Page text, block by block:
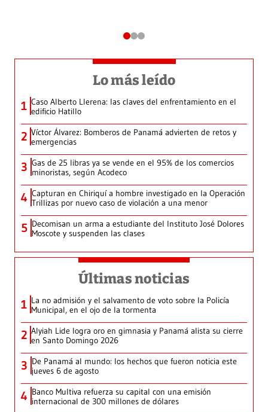
Lo más leído
1 Caso Alberto Llerena: las claves del enfrentamiento en el
edificio Hatillo
2 Víctor Álvarez: Bomberos de Panamá advierten de retos y
emergencias
3 Gas de 25 libras ya se vende en el 95% de los comercios
minoristas, según Acodeco
4 Capturan en Chiriquí a hombre investigado en la Operación
Trillizas por nuevo caso de violación a una menor
5 Decomisan un arma a estudiante del Instituto José Dolores
Moscote y suspenden las clases
Últimas noticias
1 La no admisión y el salvamento de voto sobre la Policía
Municipal, en el ojo de la tormenta
2 Alyiah Lide logra oro en gimnasia y Panamá alista su cierre
en Santo Domingo 2026
3 De Panamá al mundo: los hechos que fueron noticia este
jueves 6 de agosto
4 Banco Multiva refuerza su capital con una emisión
internacional de 300 millones de dólares